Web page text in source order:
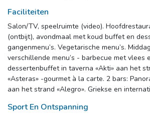
Faciliteiten
Salon/TV, speelruimte (video).
(ontbijt), avondmaal met koud buffet en
gangenmenu’s. Vegetarische menu’s.
verschillende menu’s - barbecue met vlees
dessertenbuffet in taverna «Akti» aan het
«Asteras» -gourmet à la carte. 2 bars:
aan het strand «Alegro». Griekse en
Sport En Ontspanning